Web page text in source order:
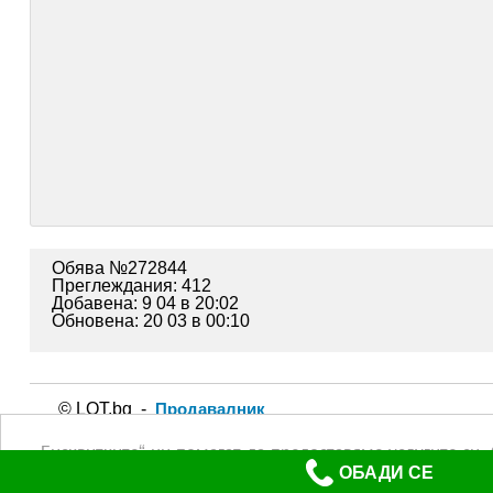
„Бисквитките“ ни помагат да предоставяме услугите
повече (Политика за защита на личните данни)
ОБАДИ СЕ
Обява №272844
Преглеждания: 412
Добавена: 9 04 в 20:02
Обновена: 20 03 в 00:10
© LOT.bg - Продавалник